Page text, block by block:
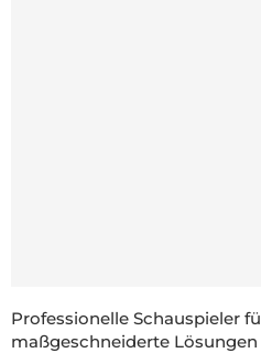
Professionelle Schauspieler
maßgeschneiderte Lösungen